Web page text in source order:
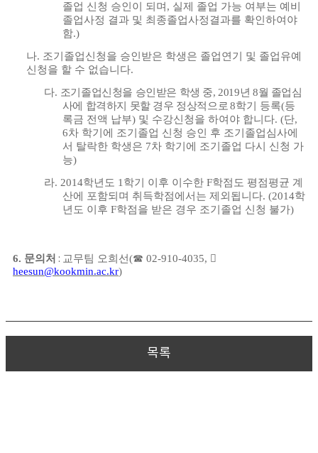
졸업 신청 승인이 되며 , 실제 졸업 가능 여부는 예비
졸업사정 결과 및 최종졸업사정결과를 확인하여야
함.)
나. 조기졸업신청을 승인받은 학생은 졸업연기 및 졸업유예
신청을 할 수 없습니다.
다. 조기졸업신청을 승인받은 학생 중, 2019년 8월 졸업심
사에 합격하지 못할 경우 정상적으로8학기 등록(등
록금 전액 납부) 및 수강신청을 하여야 합니다. (단,
6차 학기에 조기졸업 신청 승인 후 조기졸업심사에
서 탈락한 학생은 7차 학기에 조기졸업 다시 신청 가
능)
라. 2014학년도 1학기 이후 이수한F학점도 평점평균 계
산에 포함되며 취득학점에서는 제외됩니다. (2014학
년도 이후 F학점을 받은 경우 조기졸업 신청 불가)
6. 문의처 : 교무팀 오희선(☎ 02-910-4035, 
heesun@kookmin.ac.kr)
목록